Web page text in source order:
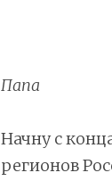
Папа
Начну с
регионов